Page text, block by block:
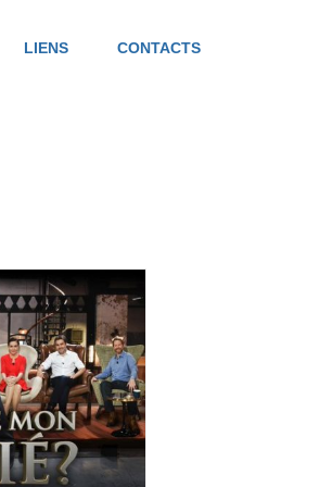
LIENS CONTACTS